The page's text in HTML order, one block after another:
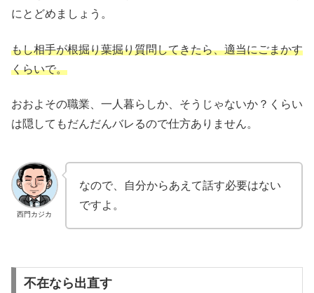
にとどめましょう。
もし相手が根掘り葉掘り質問してきたら、適当にごまかす
くらいで。
おおよその職業、一人暮らしか、そうじゃないか？くらい
は隠してもだんだんバレるので仕方ありません。
西門カジカ
なので、自分からあえて話す必要はない
ですよ。
不在なら出直す